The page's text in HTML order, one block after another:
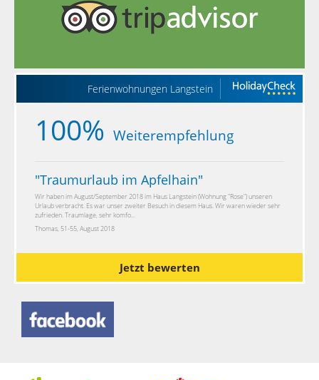
Ferienwohnungen Langstein
100% Weiterempfehlung
"Traumurlaub im Apfelhain"
Wir haben im August/September 2018 im Haus Langstein (Wohnung "Rose") unseren
Urlaub verbracht. Es war unser zweiter Besuch in diesem Haus. Wir waren wieder sehr
zufrieden. Traumlage, sehr komfo...
Thomas, 51-55, August 2018
Jetzt bewerten